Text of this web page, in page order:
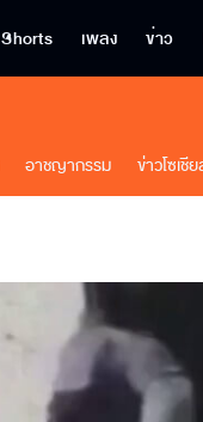
Shorts เพลง ข่าว
อาชญากรรม ข่าวโซเชี